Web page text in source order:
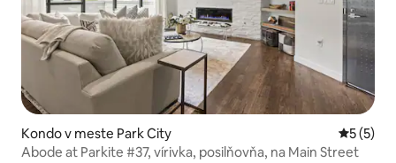
Kondo v meste Park City
5 (5)
Abode at Parkite #37, vírivka, posilňovňa, na Main Street